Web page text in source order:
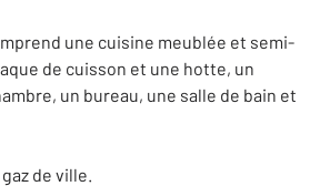
une cuisine meublée et semi-
de cuisson et une hotte, un
un bureau, une salle de bain et
de ville.